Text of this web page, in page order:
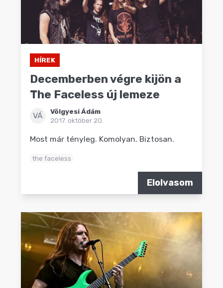
HÍREK
Decemberben végre kijön a
The Faceless új lemeze
VÁ
Völgyesi Ádám
2017. október 20.
Most már tényleg. Komolyan. Biztosan.
the faceless
Elolvasom